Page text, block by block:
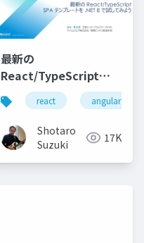
generative ai azure
最新の
React/TypeScript
SPA テンプレートを
.NET 8 で試してみよう
react angular
Shotaro
Suzuki
17K